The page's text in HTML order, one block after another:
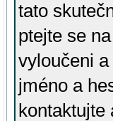
tato
ptejte se
vyloučeni
jméno a